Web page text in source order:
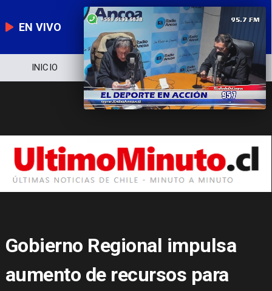
EN VIVO
NOTICIERO POLÍTICA ECONOMÍA
Gobierno Regional impulsa
aumento de recursos para